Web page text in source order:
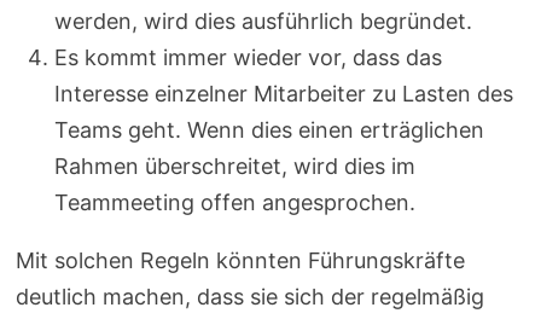
werden, wird dies ausführlich begründet.
Es kommt immer wieder vor, dass das
Interesse einzelner Mitarbeiter zu Lasten des
Teams geht. Wenn dies einen erträglichen
Rahmen überschreitet, wird dies im
Teammeeting offen angesprochen.
Mit solchen Regeln könnten Führungskräfte
deutlich machen, dass sie sich der regelmäßig